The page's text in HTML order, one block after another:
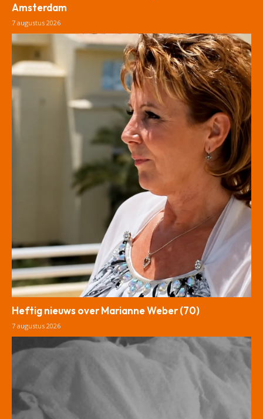
Amsterdam
7 augustus 2026
Heftig nieuws over Marianne Weber (70)
7 augustus 2026